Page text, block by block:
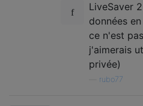
LiveSaver
données
ce n'est
j'aimerais
privée)
rubo77